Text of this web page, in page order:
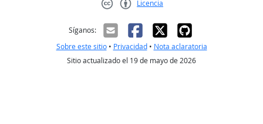
Licencia
Síganos:
Sobre este sitio• Privacidad• Nota aclaratoria
Sitio actualizado el 19 de mayo de 2026